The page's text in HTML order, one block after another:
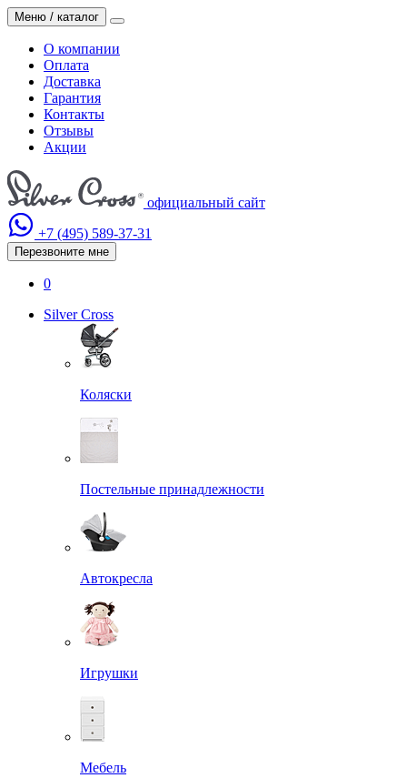
Меню / каталог
О компании
Оплата
Доставка
Гарантия
Контакты
Отзывы
Акции
официальный сайт
+7 (495) 589-37-31
Перезвоните мне
0
Silver Cross
Коляски
Постельные принадлежности
Автокресла
Игрушки
Мебель